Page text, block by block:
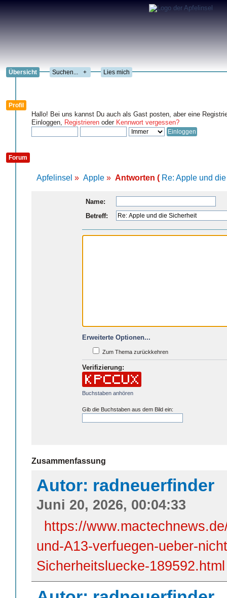
Übersicht + Lies mich
Profil
Hallo! Bei uns kannst Du auch als Gast posten, aber eine
Einloggen, Registrieren oder Kennwort vergessen?
Forum
Apfelinsel » Apple » Antworten ( Re: Apple und
Name:
Betreff:
Erweiterte Optionen...
Zum Thema zurückkehren
Verifizierung:
Buchstaben anhören
Gib die Buchstaben aus dem Bild ein:
Zusammenfassung
Autor: radneuerfinder
Juni 20, 2026, 00:04:33
https://
und-A13-verfuegen-ueber-
Sicherheitsluecke-189592.html